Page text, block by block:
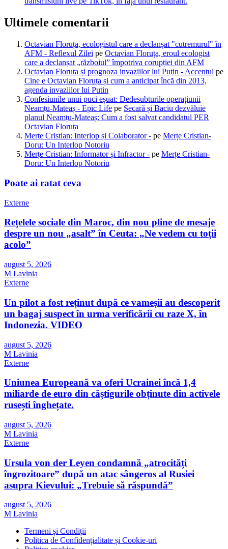
Ultimele comentarii
Octavian Floruța, ecologistul care a declanșat "cutremurul" în
AFM - Reflexul Zilei pe Octavian Floruța, eroul ecologist
care a declanșat „războiul” împotriva corupției din AFM
Octavian Floruța și prognoza invaziilor lui Putin - Accentul pe
Cine e Octavian Floruța și cum a anticipat încă din 2013,
agenda invaziilor lui Putin
Confesiunile unui puci eșuat: Dedesubturile operațiunii
Neamțu-Mateaș - Epic Life pe Secară și Baciu dezvăluie
planul Neamțu-Mateaș: Cum a fost salvat candidatul PER
Octavian Floruța
Merte Cristian: Interlop și Colaborator - pe Merțe Cristian-
Doru: Un Interlop Notoriu
Merțe Cristian: Informator și Infractor - pe Merțe Cristian-
Doru: Un Interlop Notoriu
Poate ai ratat ceva
Externe
Rețelele sociale din Maroc, din nou pline de mesaje
despre un nou „asalt” în Ceuta: „Ne vedem cu toții
acolo”
august 5, 2026
M Lavinia
Externe
Un pilot a fost reținut după ce vameșii au descoperit
un bagaj suspect în urma verificării cu raze X, în
Indonezia. VIDEO
august 5, 2026
M Lavinia
Externe
Uniunea Europeană va oferi Ucrainei încă 1,4
miliarde de euro din câștigurile obținute din activele
rusești înghețate.
august 5, 2026
M Lavinia
Externe
Ursula von der Leyen condamnă „atrocități
îngrozitoare” după un atac sângeros al Rusiei
asupra Kievului: „Trebuie să răspundă”
august 5, 2026
M Lavinia
Termeni și Condiții
Politica de Confidențialitate și Cookie-uri